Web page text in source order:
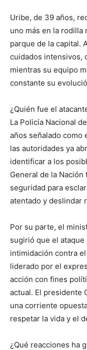
Uribe, de 39 años,
uno más en la
parque de la capital.
cuidados intensivos,
mientras su equipo
constante su
¿Quién fue el
La Policía Nacional
años señalado como
las autoridades ya
identificar a los
General de la
seguridad para
atentado y deslindar
Por su parte, el
sugirió que el
intimidación contra
liderado por el
acción con fines
actual. El presidente
una corriente
respetar la vida y el
¿Qué reacciones ha